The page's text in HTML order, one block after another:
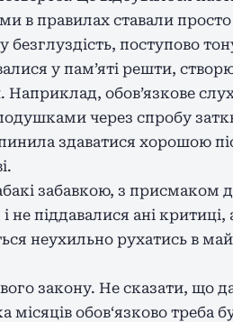
в правилах ставали
поступово
у пам’яті решти,
Наприклад, обов’язкове
через спробу
здаватися хорошою
забавкою, з присмаком
не піддавалися ані
неухильно рухатись в
закону. Не сказати, що
місяців обов‘язково